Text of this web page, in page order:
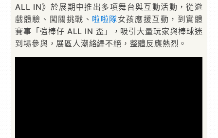
ALL IN》於展期中推出多項舞台與互動活動，從遊
戲體驗、闖關挑戰、 啦啦隊女孩應援互動，到實體
賽事「強棒仔 ALL IN 盃」，吸引大量玩家與棒球迷
到場參與，展區人潮絡繹不絕，整體反應熱烈。